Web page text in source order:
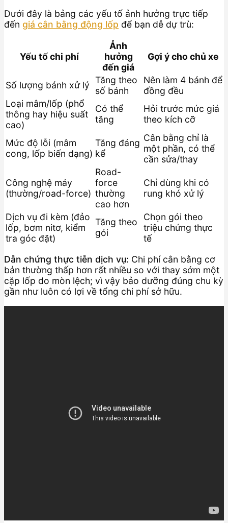
Dưới đây là bảng các yếu tố ảnh hưởng trực tiếp
đến giá cân bằng động lốp để bạn dễ dự trù:
Yếu tố chi phí
Ảnh
hưởng
đến giá
Gợi ý cho chủ xe
Số lượng bánh xử lý Tăng theo
số bánh
Nên làm 4 bánh để
đồng đều
Loại mâm/lốp (phổ
thông hay hiệu suất
cao)
Có thể
tăng
Hỏi trước mức giá
theo kích cỡ
Mức độ lỗi (mâm
cong, lốp biến dạng)
Tăng đáng
kể
Cân bằng chỉ là
một phần, có thể
cần sửa/thay
Công nghệ máy
(thường/road-force)
Road-
force
thường
cao hơn
Chỉ dùng khi có
rung khó xử lý
Dịch vụ đi kèm (đảo
lốp, bơm nitơ, kiểm
tra góc đặt)
Tăng theo
gói
Chọn gói theo
triệu chứng thực
tế
Dẫn chứng thực tiễn dịch vụ: Chi phí cân bằng cơ
bản thường thấp hơn rất nhiều so với thay sớm một
cặp lốp do mòn lệch; vì vậy bảo dưỡng đúng chu kỳ
gần như luôn có lợi về tổng chi phí sở hữu.